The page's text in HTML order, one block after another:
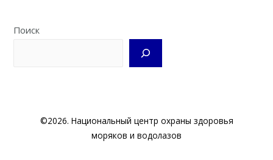
Поиск
©2026. Национальный центр охраны здоровья
моряков и водолазов